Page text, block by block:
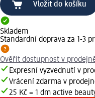
Vložit do košíku
Skladem
Standardní doprava za 1-3
Ověřit dostupnost v
Expresní vyzvednutí v
Vrácení zdarma v
25 Kč = 1 dm active